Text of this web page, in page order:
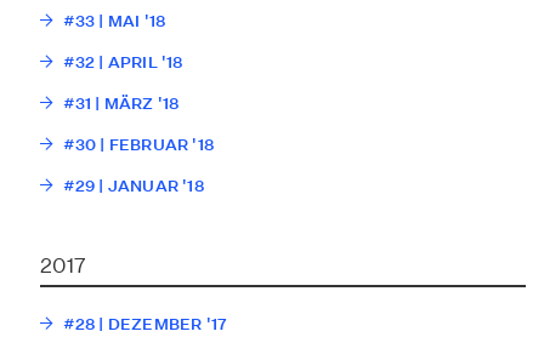
#33 | MAI '18
#32 | APRIL '18
#31 | MÄRZ '18
#30 | FEBRUAR '18
#29 | JANUAR '18
2017
#28 | DEZEMBER '17